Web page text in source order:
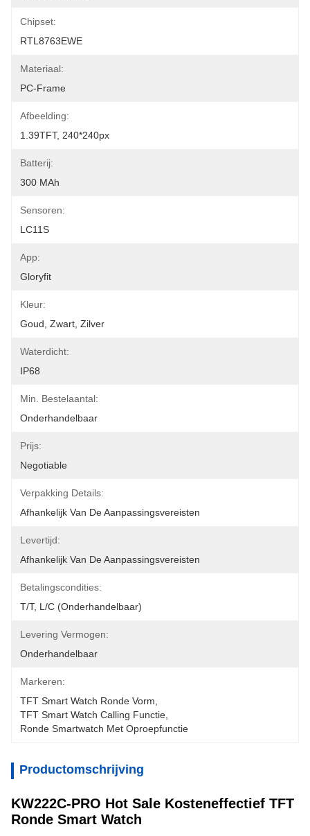
Chipset:
RTL8763EWE
Materiaal:
PC-Frame
Afbeelding:
1.39TFT, 240*240px
Batterij:
300 MAh
Sensoren:
LC11S
App:
Gloryfit
Kleur:
Goud, Zwart, Zilver
Waterdicht:
IP68
Min. Bestelaantal:
Onderhandelbaar
Prijs:
Negotiable
Verpakking Details:
Afhankelijk Van De Aanpassingsvereisten
Levertijd:
Afhankelijk Van De Aanpassingsvereisten
Betalingscondities:
T/T, L/C (onderhandelbaar)
Levering Vermogen:
Onderhandelbaar
Markeren:
TFT Smart Watch Ronde Vorm
TFT Smart Watch Calling Functie
Ronde Smartwatch Met Oproepfunctie
Productomschrijving
KW222C-PRO Hot Sale Kosteneffectief TFT
Ronde Smart Watch